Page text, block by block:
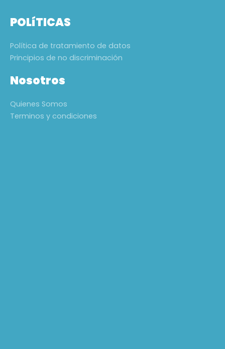
POLíTICAS
Política de tratamiento de datos
Principios de no discriminación
Nosotros
Quienes Somos
Terminos y condiciones